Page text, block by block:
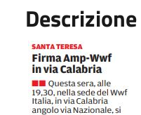
Descrizione